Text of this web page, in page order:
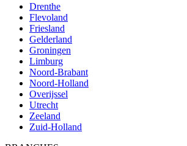
Drenthe
Flevoland
Friesland
Gelderland
Groningen
Limburg
Noord-Brabant
Noord-Holland
Overijssel
Utrecht
Zeeland
Zuid-Holland